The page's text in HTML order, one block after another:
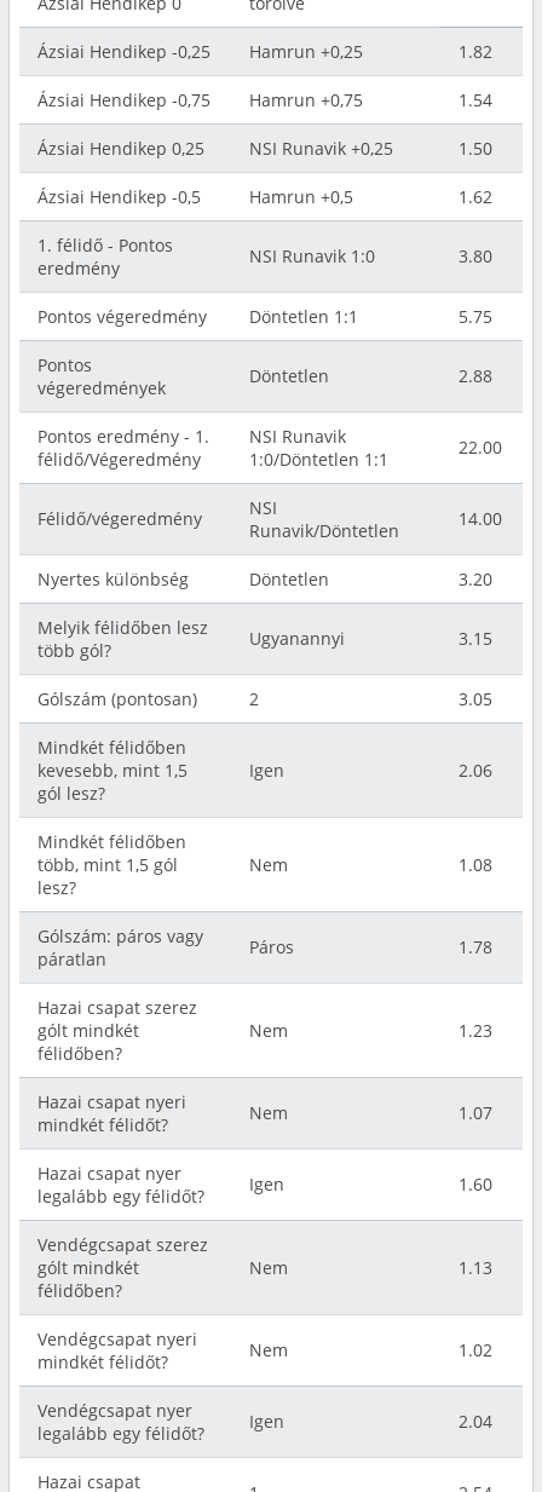
Ázsiai Hendikep -0,25 Hamrun +0,25 1.82
Ázsiai Hendikep -0,75 Hamrun +0,75 1.54
Ázsiai Hendikep 0,25 NSI Runavik +0,25 1.50
Ázsiai Hendikep -0,5 Hamrun +0,5 1.62
1. félidő - Pontos
eredmény
NSI Runavik 1:0 3.80
Pontos végeredmény Döntetlen 1:1 5.75
Pontos
végeredmények
Döntetlen 2.88
Pontos eredmény - 1.
félidő/Végeredmény
NSI Runavik
1:0/Döntetlen 1:1
22.00
Félidő/végeredmény
NSI
Runavik/Döntetlen
14.00
Nyertes különbség Döntetlen 3.20
Melyik félidőben lesz
több gól?
Ugyanannyi 3.15
Gólszám (pontosan) 2 3.05
Mindkét félidőben
kevesebb, mint 1,5
gól lesz?
Igen 2.06
Mindkét félidőben
több, mint 1,5 gól
lesz?
Nem 1.08
Gólszám: páros vagy
páratlan
Páros 1.78
Hazai csapat szerez
gólt mindkét
félidőben?
Nem 1.23
Hazai csapat nyeri
mindkét félidőt?
Nem 1.07
Hazai csapat nyer
legalább egy félidőt?
Igen 1.60
Vendégcsapat szerez
gólt mindkét
félidőben?
Nem 1.13
Vendégcsapat nyeri
mindkét félidőt?
Nem 1.02
Vendégcsapat nyer
legalább egy félidőt?
Igen 2.04
Hazai csapat